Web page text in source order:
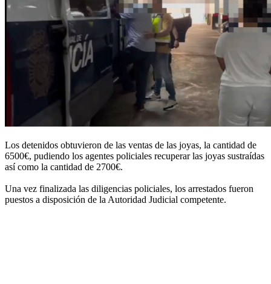
Los detenidos obtuvieron de las ventas de las joyas, la cantidad de
6500€, pudiendo los agentes policiales recuperar las joyas sustraídas
así como la cantidad de 2700€.
Una vez finalizada las diligencias policiales, los arrestados fueron
puestos a disposición de la Autoridad Judicial competente.